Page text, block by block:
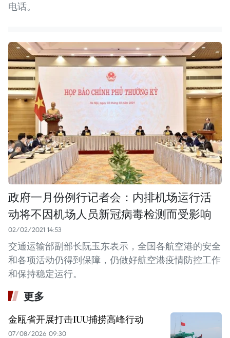
电话。
政府一月份例行记者会：内排机场运行活
动将不因机场人员新冠病毒检测而受影响
02/02/2021 14:53
交通运输部副部长阮玉东表示，全国各航空港的安全
和各项活动仍得到保障，仍做好航空港疫情防控工作
和保持稳定运行。
更多
金瓯省开展打击IUU捕捞高峰行动
07/08/2026 09:30